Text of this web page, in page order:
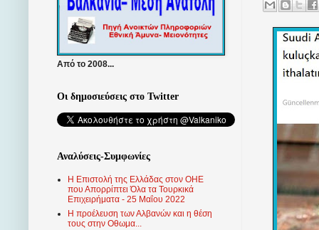
Από το 2008...
Οι δημοσιεύσεις στο Twitter
Αναλύσεις-Συμφωνίες
Η Επιστολή της Ελλάδας στον ΟΗΕ
που Απορρίπτει Όλα τα Τουρκικά
Επιχειρήματα - 25 Μαΐου 2022
Η προέλευση των Αλβανών και η θέση
τους στην Οθωμα...